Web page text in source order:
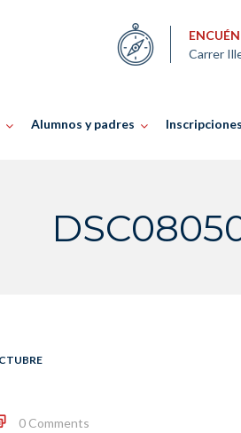
Carrer
Alumnos y padres Inscripciones
0 Comments